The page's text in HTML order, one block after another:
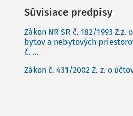
Súvisiace predpisy
Zákon NR SR č. 182/1993 Z.z.
bytov a nebytových
č. ...
Zákon č. 431/2002 Z. z. o